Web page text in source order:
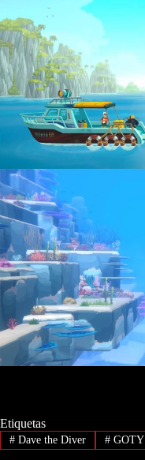
Etiquetas
#Dave the Diver #GOTY